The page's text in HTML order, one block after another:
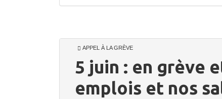
APPEL À LA GRÈVE
5 juin : en grève
emplois et nos